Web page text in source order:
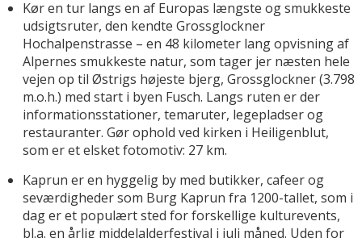
Kør en tur langs en af Europas længste og smukkeste
udsigtsruter, den kendte Grossglockner
Hochalpenstrasse – en 48 kilometer lang opvisning af
Alpernes smukkeste natur, som tager jer næsten hele
vejen op til Østrigs højeste bjerg, Grossglockner (3.798
m.o.h.) med start i byen Fusch. Langs ruten er der
informationsstationer, temaruter, legepladser og
restauranter. Gør ophold ved kirken i Heiligenblut,
som er et elsket fotomotiv: 27 km.
Kaprun er en hyggelig by med butikker, cafeer og
seværdigheder som Burg Kaprun fra 1200-tallet, som i
dag er et populært sted for forskellige kulturevents,
bl.a. en årlig middelalderfestival i juli måned. Uden for